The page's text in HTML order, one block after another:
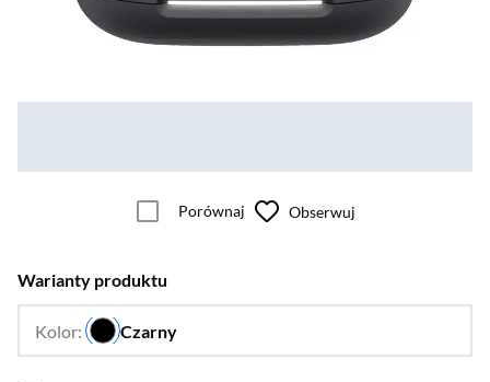
Porównaj Obserwuj
Warianty produktu
Kolor: Czarny
…